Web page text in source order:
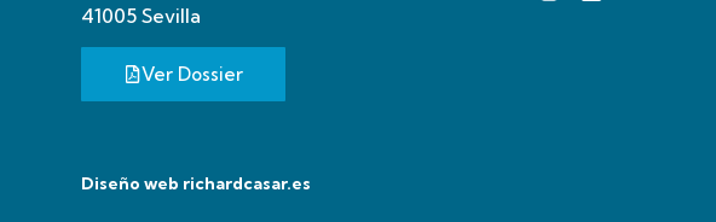
41005 Sevilla
Ver Dossier
Diseño web richardcasar.es